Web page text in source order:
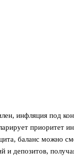
инфляция под
приоритет
баланс можно
и депозитов,